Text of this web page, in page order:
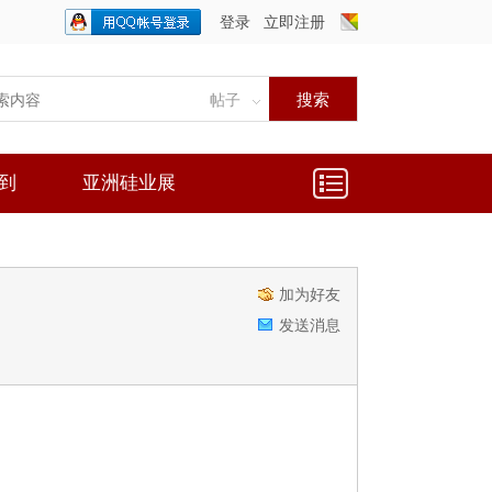
登录
立即注册
帖子 搜索
亚洲硅业展
加为好友
发送消息